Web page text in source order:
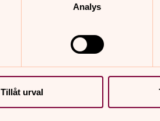
Analys
Tillåt urval